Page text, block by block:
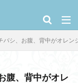
バシ、お腹、背中がオレ
腹、背中がオレ